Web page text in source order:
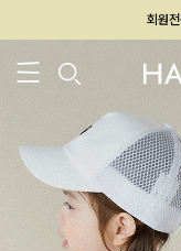
회원
26SS 신상 BEST